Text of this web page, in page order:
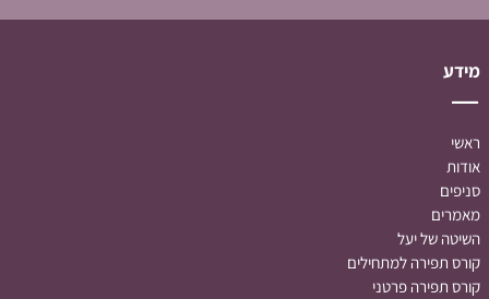
מידע
ראשי
אודות
סניפים
מאמרים
השיטה של יעל
קורס תפירה למתחילים
קורס תפירה פרטני